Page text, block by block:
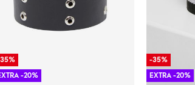
-20%
-35%
EXTRA -20%